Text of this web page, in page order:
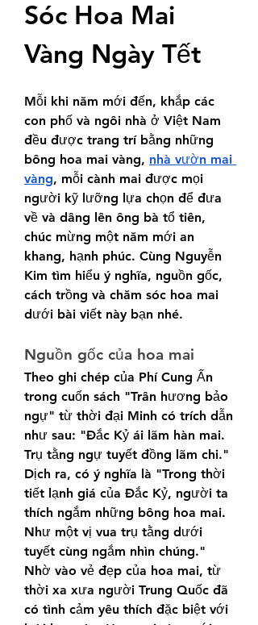
Sóc Hoa Mai
Vàng Ngày Tết
Mỗi khi năm mới đến, khắp các
con phố và ngôi nhà ở Việt Nam
đều được trang trí bằng những
bông hoa mai vàng, nhà vườn mai
vàng, mỗi cành mai được mọi
người kỹ lưỡng lựa chọn để đưa
về và dâng lên ông bà tổ tiên,
chúc mừng một năm mới an
khang, hạnh phúc. Cùng Nguyễn
Kim tìm hiểu ý nghĩa, nguồn gốc,
cách trồng và chăm sóc hoa mai
dưới bài viết này bạn nhé.
Nguồn gốc của hoa mai
Theo ghi chép của Phí Cung Ấn
trong cuốn sách "Trân hương bảo
ngự" từ thời đại Minh có trích dẫn
như sau: "Đắc Kỷ ái lãm hàn mai.
Trụ tằng ngự tuyết đồng lãm chi."
Dịch ra, có ý nghĩa là "Trong thời
tiết lạnh giá của Đắc Kỷ, người ta
thích ngắm những bông hoa mai.
Như một vị vua trụ tằng dưới
tuyết cùng ngắm nhìn chúng."
Nhờ vào vẻ đẹp của hoa mai, từ
thời xa xưa người Trung Quốc đã
có tình cảm yêu thích đặc biệt với